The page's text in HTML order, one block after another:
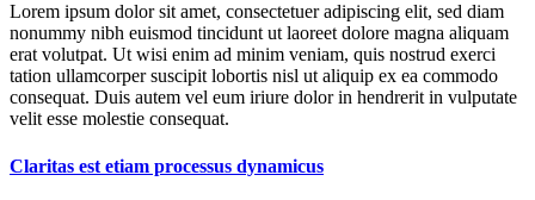
Lorem ipsum dolor sit amet, consectetuer adipiscing elit, sed diam
nonummy nibh euismod tincidunt ut laoreet dolore magna aliquam
erat volutpat. Ut wisi enim ad minim veniam, quis nostrud exerci
tation ullamcorper suscipit lobortis nisl ut aliquip ex ea commodo
consequat. Duis autem vel eum iriure dolor in hendrerit in vulputate
velit esse molestie consequat.
Claritas est etiam processus dynamicus